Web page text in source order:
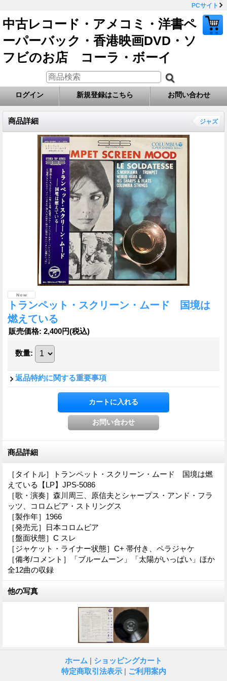
PCサイト
中古レコード・アメコミ・洋書ペ
ーパーバック・香港映画DVD・ソ
フビのお店 コーラ・ボーイ
ログイン 新規登録はこちら お問い合わせ
商品詳細 ジャズ
トランペット・スクリーン・ムード 国境は
燃えている
販売価格: 2,400円(税込)
数量:
返品特約に関する重要事項
商品詳細
［タイトル］トランペット・スクリーン・ムード 国境は燃
えている【LP】JPS-5086
［歌・演奏］森川周三、原信夫とシャープス・アンド・フラ
ッツ、コロムビア・ストリングス
［製作年］1966
［発売元］日本コロムビア
［盤面状態］C スレ
［ジャケット・ライナー状態］C+ 帯付き、ペラジャケ
［備考/コメント］「ブルームーン」「太陽がいっぱい」ほか
全12曲の収録
他の写真
ホーム | ショッピングカート
特定商取引法表示 | ご利用案内